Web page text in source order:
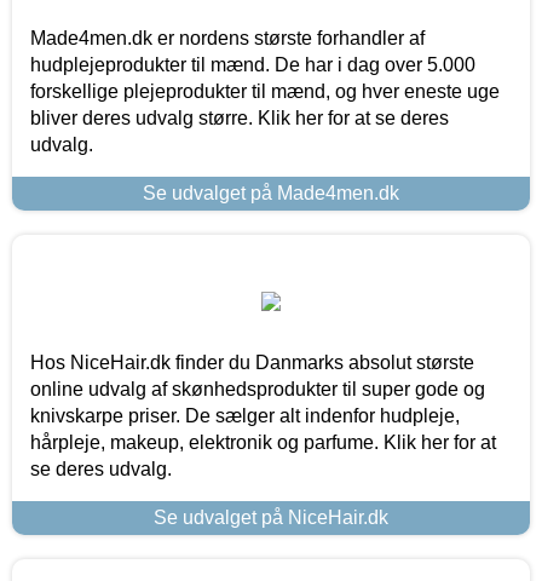
Made4men.dk er nordens største forhandler af
hudplejeprodukter til mænd. De har i dag over 5.000
forskellige plejeprodukter til mænd, og hver eneste uge
bliver deres udvalg større. Klik her for at se deres
udvalg.
Se udvalget på Made4men.dk
Hos NiceHair.dk finder du Danmarks absolut største
online udvalg af skønhedsprodukter til super gode og
knivskarpe priser. De sælger alt indenfor hudpleje,
hårpleje, makeup, elektronik og parfume. Klik her for at
se deres udvalg.
Se udvalget på NiceHair.dk